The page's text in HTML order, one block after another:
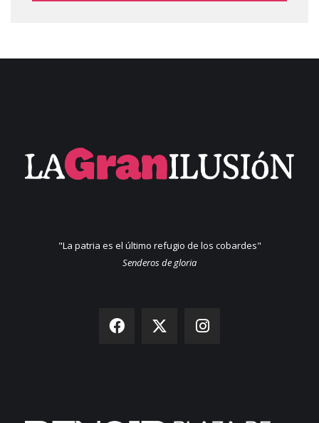
"La patria es el último refugio de los cobardes"
Senderos de gloria